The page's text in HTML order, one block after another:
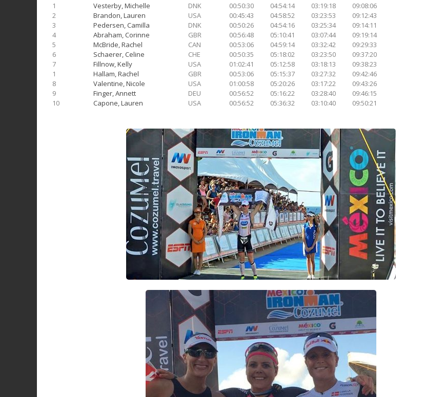
1 Vesterby, Michelle DNK 00:50:30 04:54:14 03:19:18
09:08:06
2
Brandon, Lauren USA 00:45:43 04:58:52 03:23:53
09:12:43
3
Pedersen, Camilla DNK 00:50:26 04:54:16 03:25:34
09:14:11
4
Abraham, Corinne GBR 00:56:48 05:10:41 03:07:44
09:19:14
5
McBride, Rachel CAN 00:53:06 04:59:14 03:32:42
09:29:33
6
Schaerer, Celine CHE 00:50:35 05:18:02 03:23:50
09:37:20
7
Fillnow, Kelly USA 01:02:41 05:12:58 03:18:13
09:38:23
1
Hallam, Rachel GBR 00:53:06 05:15:37 03:27:32
09:42:46
8
Valentine, Nicole USA 01:00:58 05:20:26 03:17:22
09:43:26
9
Finger, Annett DEU 00:56:52 05:16:22 03:28:40
09:46:15
10
Capone, Lauren USA 00:56:52 05:36:32 03:10:40 09:50:21